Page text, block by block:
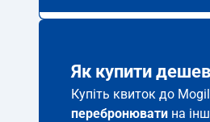
Як купити
Купіть квиток до
перебронювати на